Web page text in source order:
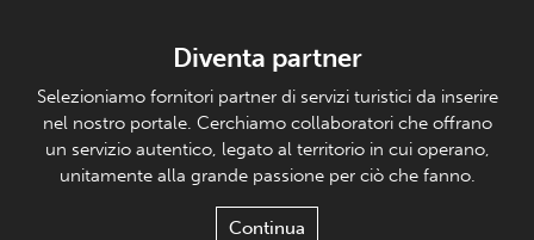
Diventa partner
Selezioniamo fornitori partner di servizi turistici da inserire
nel nostro portale. Cerchiamo collaboratori che offrano
un servizio autentico, legato al territorio in cui operano,
unitamente alla grande passione per ciò che fanno.
Continua